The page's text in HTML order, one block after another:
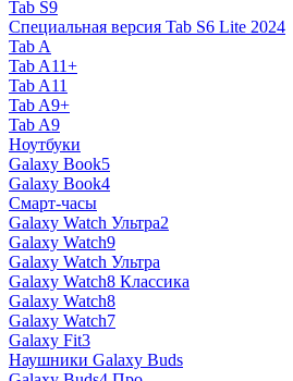
Tab S9
Специальная версия Tab S6 Lite 2024
Tab A
Tab A11+
Tab A11
Tab A9+
Tab A9
Ноутбуки
Galaxy Book5
Galaxy Book4
Смарт-часы
Galaxy Watch Ультра2
Galaxy Watch9
Galaxy Watch Ультра
Galaxy Watch8 Классика
Galaxy Watch8
Galaxy Watch7
Galaxy Fit3
Наушники Galaxy Buds